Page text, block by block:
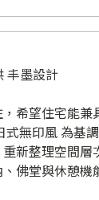
丰墨設計
希望住宅能兼
無印風 為基
新整理空間層
佛堂與休憩機